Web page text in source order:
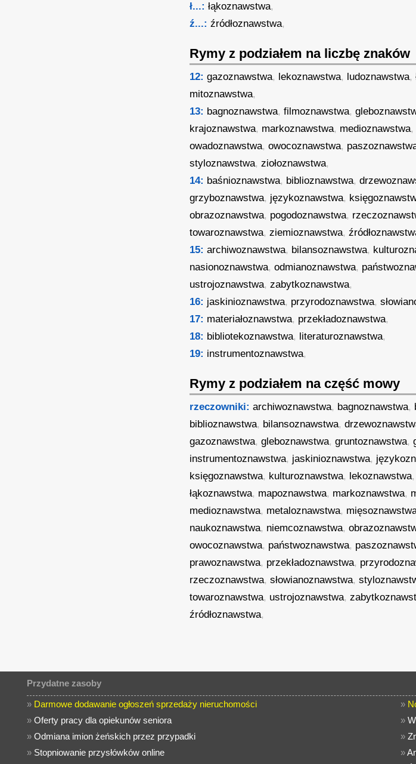
ł...: łąkoznawstwa,
ź...: źródłoznawstwa,
Rymy z podziałem na liczbę znaków
12: gazoznawstwa, lekoznawstwa, ludoznawstwa,
mitoznawstwa,
13: bagnoznawstwa,filmoznawstwa,
krajoznawstwa, markoznawstwa, medioznawstwa,
owadoznawstwa,owocoznawstwa,
styloznawstwa,ziołoznawstwa,
14: baśnioznawstwa, biblioznawstwa,
grzyboznawstwa, językoznawstwa,
obrazoznawstwa, pogodoznawstwa,
towaroznawstwa,ziemioznawstwa,
15: archiwoznawstwa, bilansoznawstwa,
nasionoznawstwa,odmianoznawstwa,
ustrojoznawstwa,zabytkoznawstwa,
16: jaskinioznawstwa, przyrodoznawstwa,
17: materiałoznawstwa, przekładoznawstwa,
18: bibliotekoznawstwa, literaturoznawstwa,
19: instrumentoznawstwa,
Rymy z podziałem na część mowy
rzeczowniki: archiwoznawstwa, bagnoznawstwa,
biblioznawstwa, bilansoznawstwa,
gazoznawstwa,gleboznawstwa,gruntoznawstwa,
instrumentoznawstwa, jaskinioznawstwa,
księgoznawstwa, kulturoznawstwa, lekoznawstwa,
łąkoznawstwa, mapoznawstwa, markoznawstwa,
medioznawstwa, metaloznawstwa,
naukoznawstwa, niemcoznawstwa,
owocoznawstwa, państwoznawstwa,
prawoznawstwa, przekładoznawstwa,
rzeczoznawstwa,słowianoznawstwa,
towaroznawstwa, ustrojoznawstwa,
źródłoznawstwa,
Przydatne zasoby
» Darmowe dodawanie ogłoszeń sprzedaży nieruchomości »
»Oferty pracy dla opiekunów seniora »
»Odmiana imion żeńskich przez przypadki »
» Stopniowanie przysłówków online »